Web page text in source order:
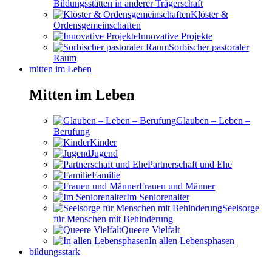
Bildungsstätten in anderer Trägerschaft
Klöster &
Ordensgemeinschaften
Innovative Projekte
Sorbischer pastoraler
Raum
mitten im Leben
Mitten im Leben
Glauben – Leben –
Berufung
Kinder
Jugend
Partnerschaft und Ehe
Familie
Frauen und Männer
Im Seniorenalter
Seelsorge
für Menschen mit Behinderung
Queere Vielfalt
In allen Lebensphasen
bildungsstark